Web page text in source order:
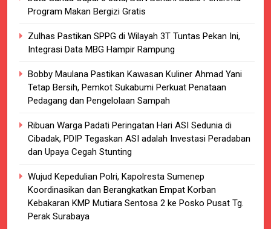
Program Makan Bergizi Gratis
Zulhas Pastikan SPPG di Wilayah 3T Tuntas Pekan Ini,
Integrasi Data MBG Hampir Rampung
Bobby Maulana Pastikan Kawasan Kuliner Ahmad Yani
Tetap Bersih, Pemkot Sukabumi Perkuat Penataan
Pedagang dan Pengelolaan Sampah
Ribuan Warga Padati Peringatan Hari ASI Sedunia di
Cibadak, PDIP Tegaskan ASI adalah Investasi Peradaban
dan Upaya Cegah Stunting
Wujud Kepedulian Polri, Kapolresta Sumenep
Koordinasikan dan Berangkatkan Empat Korban
Kebakaran KMP Mutiara Sentosa 2 ke Posko Pusat Tg.
Perak Surabaya